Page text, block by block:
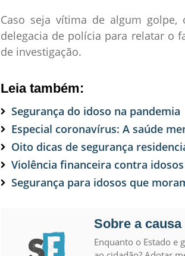
Caso seja vítima de algum
delegacia de polícia para relatar o
de investigação.
Leia também:
Segurança do idoso na pandemia
Especial coronavírus: A saúde
Oito dicas de segurança
Violência financeira contra
Segurança para idosos que
Sobre a causa
Enquanto o Estado e